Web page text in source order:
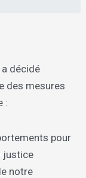
décidé
des mesures
:
pour
justice
notre